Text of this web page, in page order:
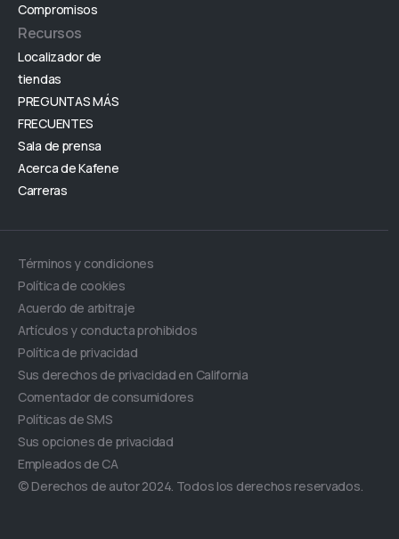
Compromisos
Recursos
Localizador de
tiendas
PREGUNTAS MÁS
FRECUENTES
Sala de prensa
Acerca de Kafene
Carreras
© Derechos de autor 2024. Todos los derechos reservados.
Términos y condiciones
Política de cookies
Acuerdo de arbitraje
Artículos y conducta prohibidos
Política de privacidad
Sus derechos de privacidad en California
Comentador de consumidores
Políticas de SMS
Sus opciones de privacidad
Empleados de CA